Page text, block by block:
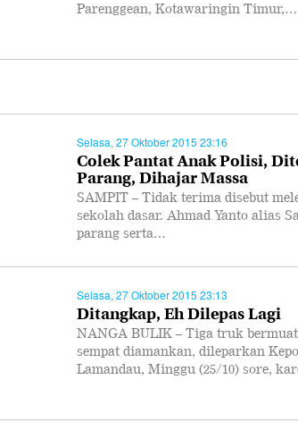
Parenggean, Kotawaringin Timur,…
Selasa, 27 Oktober 2015 23:16
Colek Pantat Anak Polisi,
Parang, Dihajar Massa
SAMPIT – Tidak terima disebut
sekolah dasar. Ahmad Yanto alias
parang serta…
Selasa, 27 Oktober 2015 23:13
Ditangkap, Eh Dilepas Lagi
NANGA BULIK – Tiga truk
sempat diamankan, dileparkan
Lamandau, Minggu (25/10) sore,